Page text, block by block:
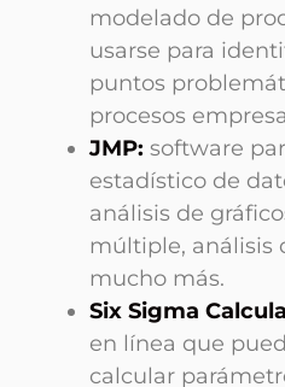
modelado de
usarse para
puntos
procesos
JMP: software
estadístico de
análisis de
múltiple, análisis
mucho más.
Six Sigma
en línea que
calcular